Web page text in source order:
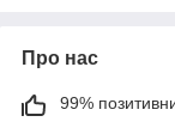
сладостей,
Ідеї написи на
Про нас
99%